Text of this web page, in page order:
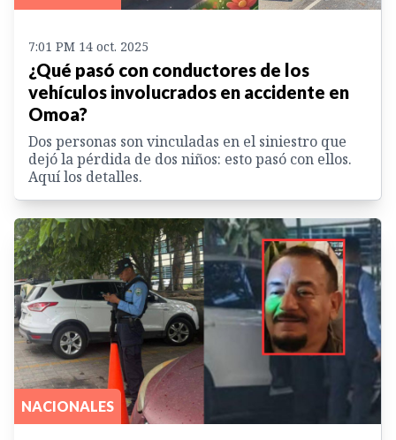
7:01 PM 14 oct. 2025
¿Qué pasó con conductores de los
vehículos involucrados en accidente en
Omoa?
Dos personas son vinculadas en el siniestro que
dejó la pérdida de dos niños: esto pasó con ellos.
Aquí los detalles.
NACIONALES